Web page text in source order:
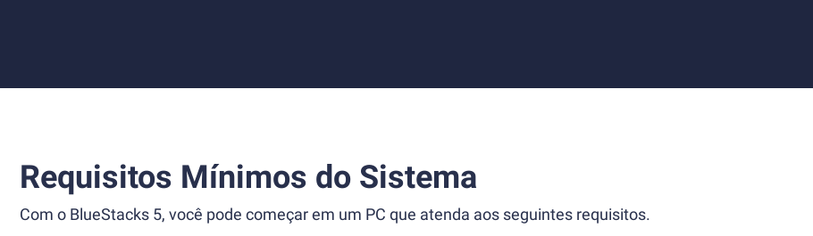
Requisitos Mínimos do Sistema
Com o BlueStacks 5, você pode começar em um PC que atenda aos seguintes requisitos.